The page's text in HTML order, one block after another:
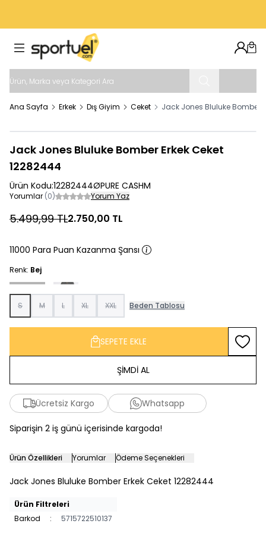
Ana Sayfa Erkek Dış Giyim Ceket Jack Jones Bluluke Bomber
Jack Jones Bluluke Bomber Erkek Ceket
12282444
Ürün Kodu:12282444ØPURE CASHM
Yorumlar (0) Yorum Yaz
5.499,99TL2.750,00 TL
11000 Para Puan Kazanma Şansı
Renk: Bej
S M L XL XXL Beden Tablosu
SEPETE EKLE
ŞİMDİ AL
Ücretsiz Kargo Whatsapp
Siparişin 2 iş günü içerisinde kargoda!
Ürün Özellikleri Yorumlar Ödeme Seçenekleri
Jack Jones Bluluke Bomber Erkek Ceket 12282444
Ürün Filtreleri
Barkod
: 5715722510137